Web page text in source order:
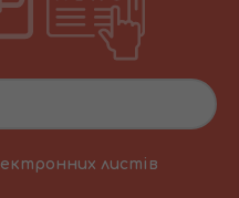
листів